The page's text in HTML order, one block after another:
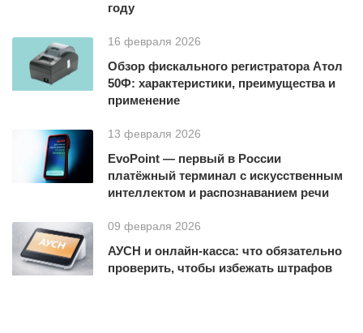
году
16 февраля 2026
Обзор фискального регистратора Атол
50Ф: характеристики, преимущества и
применение
13 февраля 2026
EvoPoint — первый в России
платёжный терминал с искусственным
интеллектом и распознаванием речи
09 февраля 2026
АУСН и онлайн-касса: что обязательно
проверить, чтобы избежать штрафов